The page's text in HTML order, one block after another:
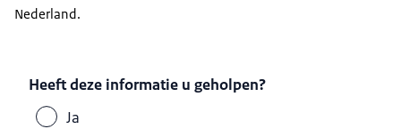
Nederland.
Heeft deze informatie u geholpen?
Ja